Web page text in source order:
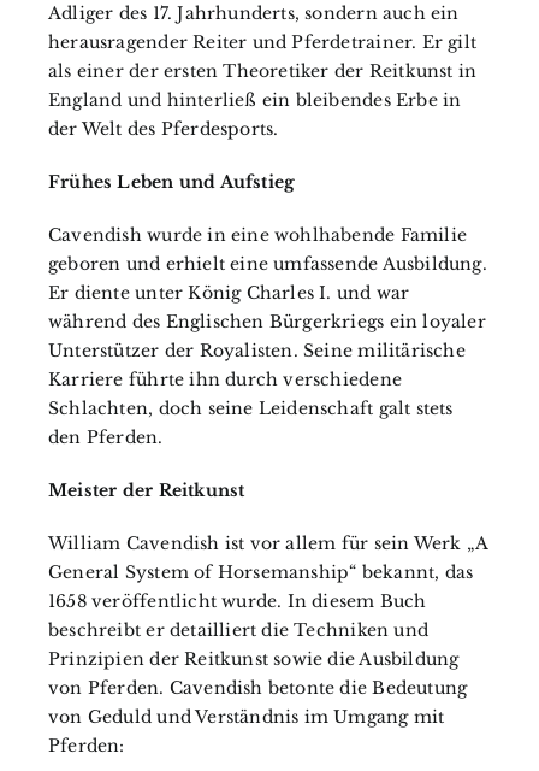
Adliger des 17. Jahrhunderts, sondern auch ein
herausragender Reiter und Pferdetrainer. Er gilt
als einer der ersten Theoretiker der Reitkunst in
England und hinterließ ein bleibendes Erbe in
der Welt des Pferdesports.
Frühes Leben und Aufstieg
Cavendish wurde in eine wohlhabende Familie
geboren und erhielt eine umfassende Ausbildung.
Er diente unter König Charles I. und war
während des Englischen Bürgerkriegs ein loyaler
Unterstützer der Royalisten. Seine militärische
Karriere führte ihn durch verschiedene
Schlachten, doch seine Leidenschaft galt stets
den Pferden.
Meister der Reitkunst
William Cavendish ist vor allem für sein Werk „A
General System of Horsemanship“ bekannt, das
1658 veröffentlicht wurde. In diesem Buch
beschreibt er detailliert die Techniken und
Prinzipien der Reitkunst sowie die Ausbildung
von Pferden. Cavendish betonte die Bedeutung
von Geduld und Verständnis im Umgang mit
Pferden: